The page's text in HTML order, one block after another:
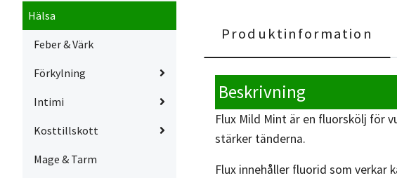
Hälsa
Feber & Värk
Förkylning
Intimi
Kosttillskott
Mage & Tarm
Produktinformation
Beskrivning
Flux Mild Mint är en fluorskölj för
stärker tänderna.
Flux innehåller fluorid som